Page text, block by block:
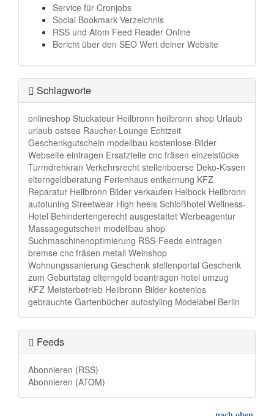
Service für Cronjobs
Social Bookmark Verzeichnis
RSS und Atom Feed Reader Online
Bericht über den SEO Wert deiner Website
Schlagworte
onlineshop Stuckateur Heilbronn heilbronn shop Urlaub
urlaub ostsee Raucher-Lounge Echtzeit
Geschenkgutschein modellbau kostenlose-Bilder
Webseite eintragen Ersatzteile cnc fräsen einzelstücke
Turmdrehkran Verkehrsrecht stellenboerse Deko-Kissen
elterngeldberatung Ferienhaus entkernung KFZ
Reparatur Heilbronn Bilder verkaufen Helbock Heilbronn
autotuning Streetwear High heels Schloßhotel Wellness-
Hotel Behindertengerecht ausgestattet Werbeagentur
Massagegutschein modellbau shop
Suchmaschinenoptimierung RSS-Feeds eintragen
bremse cnc fräsen metall Weinshop
Wohnungssanierung Geschenk stellenportal Geschenk
zum Geburtstag elterngeld beantragen hotel umzug
KFZ Meisterbetrieb Heilbronn Bilder kostenlos
gebrauchte Gartenbücher autostyling Modelabel Berlin
Feeds
Abonnieren (RSS)
Abonnieren (ATOM)